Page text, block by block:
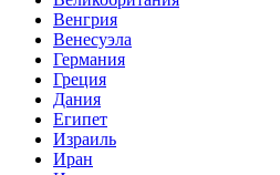
Венгрия
Венесуэла
Германия
Греция
Дания
Египет
Израиль
Иран